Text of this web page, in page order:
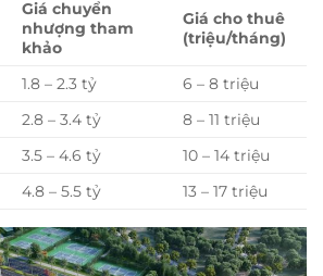
Giá chuyển
nhượng tham
khảo
Giá cho thuê
(triệu/tháng)
1.8 – 2.3 tỷ
6 – 8 triệu
2.8 – 3.4 tỷ
8 – 11 triệu
3.5 – 4.6 tỷ
10 – 14 triệu
4.8 – 5.5 tỷ 13 – 17 triệu